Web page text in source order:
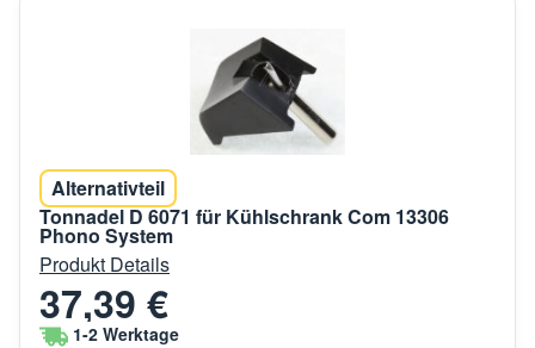
Alternativteil
Tonnadel D 6071 für Kühlschrank Com 13306
Phono System
Produkt Details
37,39 €
1-2 Werktage